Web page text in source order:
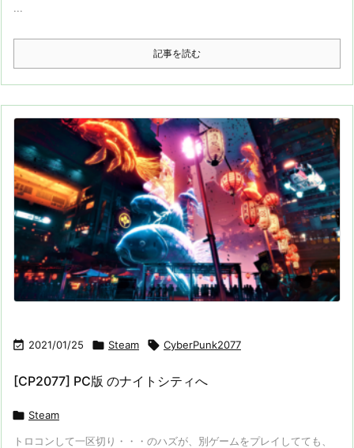
...
記事を読む
 2021/01/25  Steam  CyberPunk2077
[CP2077] PC版 のナイトシティへ
 Steam
トロコンして一区切り・・・のハズが、別ゲームをプレイしてても、